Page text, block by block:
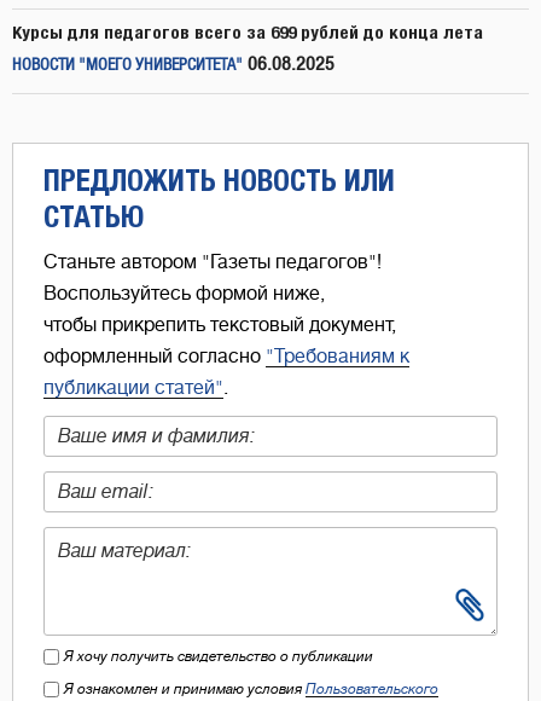
Курсы для педагогов всего за 699 рублей до конца лета
НОВОСТИ "МОЕГО УНИВЕРСИТЕТА" 06.08.2025
ПРЕДЛОЖИТЬ НОВОСТЬ ИЛИ
СТАТЬЮ
Станьте автором "Газеты педагогов"!
Воспользуйтесь формой ниже,
чтобы прикрепить текстовый документ,
оформленный согласно "Требованиям к
публикации статей"
Я хочу получить свидетельство о публикации
Я ознакомлен и принимаю условия Пользовательского